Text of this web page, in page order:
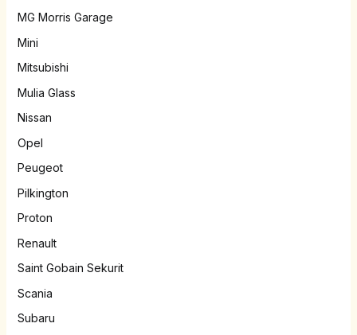
MG Morris Garage
Mini
Mitsubishi
Mulia Glass
Nissan
Opel
Peugeot
Pilkington
Proton
Renault
Saint Gobain Sekurit
Scania
Subaru